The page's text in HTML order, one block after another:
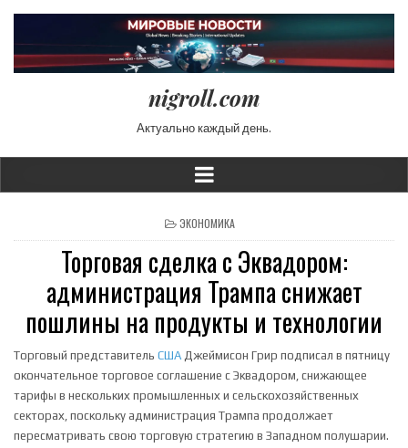
nigroll.com
Актуально каждый день.
POSTED IN
ЭКОНОМИКА
Торговая сделка с Эквадором:
администрация Трампа снижает
пошлины на продукты и технологии
Торговый представитель США Джеймисон Грир подписал в пятницу
окончательное торговое соглашение с Эквадором, снижающее
тарифы в нескольких промышленных и сельскохозяйственных
секторах, поскольку администрация Трампа продолжает
пересматривать свою торговую стратегию в Западном полушарии.